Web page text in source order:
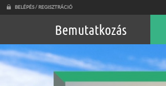
BELÉPÉS / REGISZTRÁCIÓ
Bemutatkozás